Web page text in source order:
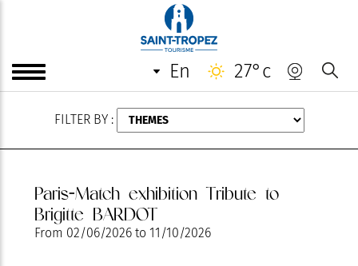
en 27°c
AUGUST
FILTER BY :
Paris-Match exhibition Tribute to
Brigitte BARDOT
From 02/06/2026 to 11/10/2026